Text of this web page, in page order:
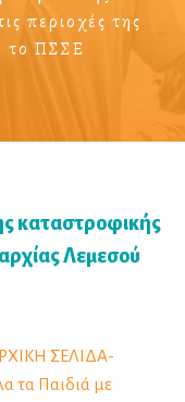
περιοχές της
το ΠΣΣΕ
καταστροφικής
Λεμεσού
ΣΕΛΙΔΑ-
τα Παιδιά με